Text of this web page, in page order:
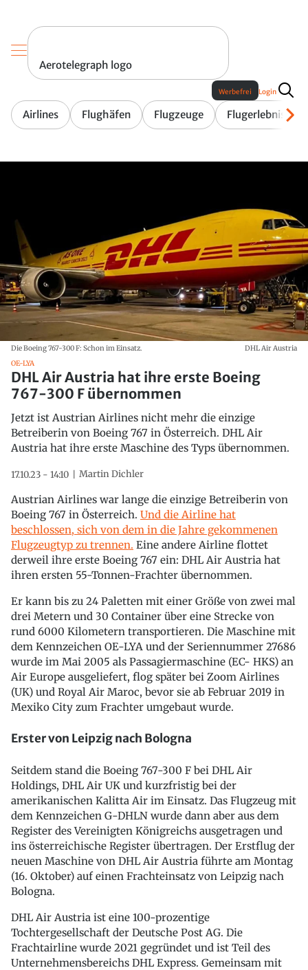
Aerotelegraph logo
Airlines Flughäfen Flugzeuge Flugerlebnis
Werbefrei Login
Die Boeing 767-300 F: Schon im Einsatz.
DHL Air Austria
OE-LYA
DHL Air Austria hat ihre erste Boeing
767-300 F übernommen
Jetzt ist Austrian Airlines nicht mehr die einzige
Betreiberin von Boeing 767 in Österreich. DHL Air
Austria hat ihre erste Maschine des Typs übernommen.
17.10.23 - 14:10 Martin Dichler
Austrian Airlines war lange die einzige Betreiberin von
Boeing 767 in Österreich. Und die Airline hat
beschlossen, sich von dem in die Jahre gekommenen
Flugzeugtyp zu trennen. Eine andere Airline flottet
derweil ihre erste Boeing 767 ein: DHL Air Austria hat
ihren ersten 55-Tonnen-Frachter übernommen.
Er kann bis zu 24 Paletten mit einer Größe von zwei mal
drei Metern und 30 Container über eine Strecke von
rund 6000 Kilometern transportieren. Die Maschine mit
dem Kennzeichen OE-LYA und der Seriennummer 27686
wurde im Mai 2005 als Passagiermaschine (EC- HKS) an
Air Europe ausgeliefert, flog später bei Zoom Airlines
(UK) und Royal Air Maroc, bevor sie ab Februar 2019 in
Mexiko City zum Frachter umgebaut wurde.
Erster von Leipzig nach Bologna
Seitdem stand die Boeing 767-300 F bei DHL Air
Holdings, DHL Air UK und kurzfristig bei der
amerikanischen Kalitta Air im Einsatz. Das Flugzeug mit
dem Kennzeichen G-DHLN wurde dann aber aus dem
Register des Vereinigten Königreichs ausgetragen und
ins österreichische Register übertragen. Der Erstflug der
neuen Maschine von DHL Air Austria führte am Montag
(16. Oktober) auf einen Frachteinsatz von Leipzig nach
Bologna.
DHL Air Austria ist eine 100-prozentige
Tochtergesellschaft der Deutsche Post AG. Die
Frachtairline wurde 2021 gegründet und ist Teil des
Unternehmensbereichs DHL Express. Gemeinsam mit